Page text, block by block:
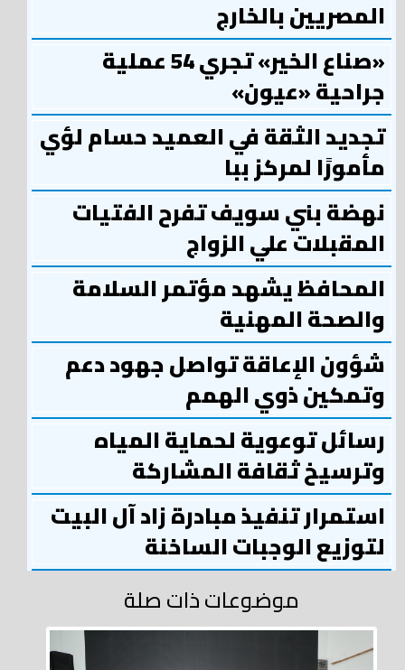
المصريين بالخارج
«صناع الخير» تجري 54 عملية
جراحية «عيون»
تجديد الثقة في العميد حسام لؤي
مأمورًا لمركز ببا
نهضة بني سويف تفرح الفتيات
المقبلات علي الزواج
المحافظ يشهد مؤتمر السلامة
والصحة المهنية
شؤون الإعاقة تواصل جهود دعم
وتمكين ذوي الهمم
رسائل توعوية لحماية المياه
وترسيخ ثقافة المشاركة
استمرار تنفيذ مبادرة زاد آل البيت
لتوزيع الوجبات الساخنة
موضوعات ذات صلة